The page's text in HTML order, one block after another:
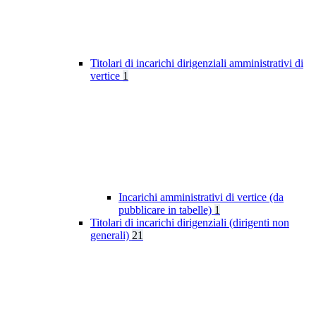
Titolari di incarichi dirigenziali amministrativi di
vertice 1
Incarichi amministrativi di vertice (da
pubblicare in tabelle) 1
Titolari di incarichi dirigenziali (dirigenti non
generali) 21